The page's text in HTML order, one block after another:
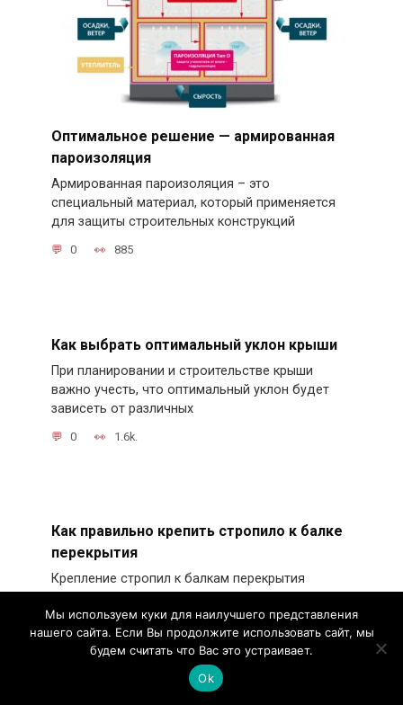
Оптимальное решение — армированная
пароизоляция
Армированная пароизоляция – это
специальный материал, который применяется
для защиты строительных конструкций
0 885
Как выбрать оптимальный уклон крыши
При планировании и строительстве крыши
важно учесть, что оптимальный уклон будет
зависеть от различных
0 1.6k.
Как правильно крепить стропило к балке
перекрытия
Крепление стропил к балкам перекрытия
строительства крыши.
1.1k.
Мы используем куки для наилучшего представления
нашего сайта. Если Вы продолжите использовать сайт, мы
будем считать что Вас это устраивает.
Ok